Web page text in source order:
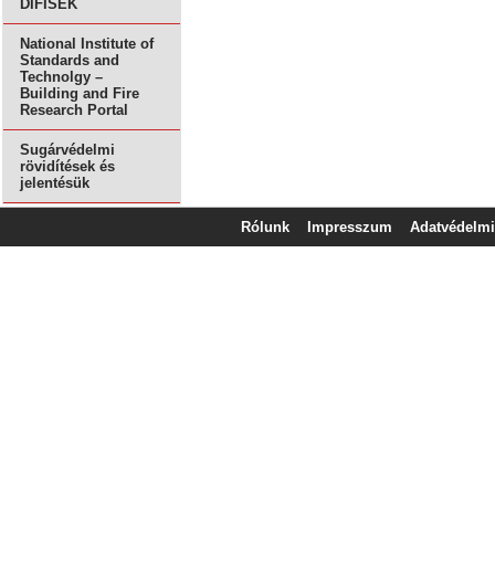
DIFISEK
National Institute of
Standards and
Technolgy –
Building and Fire
Research Portal
Sugárvédelmi
rövidítések és
jelentésük
Rólunk Impresszum